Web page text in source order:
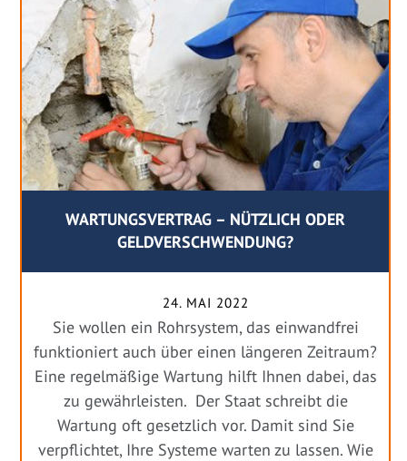
WARTUNGSVERTRAG – NÜTZLICH ODER
GELDVERSCHWENDUNG?
24. MAI 2022
Sie wollen ein Rohrsystem, das einwandfrei
funktioniert auch über einen längeren Zeitraum?
Eine regelmäßige Wartung hilft Ihnen dabei, das
zu gewährleisten. Der Staat schreibt die
Wartung oft gesetzlich vor. Damit sind Sie
verpflichtet, Ihre Systeme warten zu lassen. Wie